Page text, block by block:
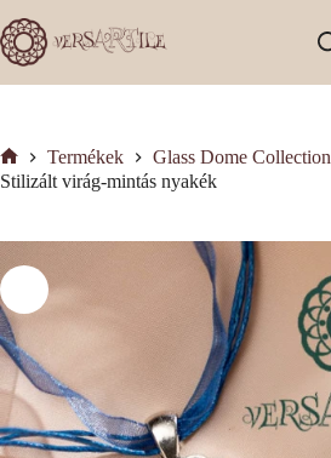
to
content
Kezdőlap
Termékek
Glass Dome Collection
Stilizált virág-mintás nyakék